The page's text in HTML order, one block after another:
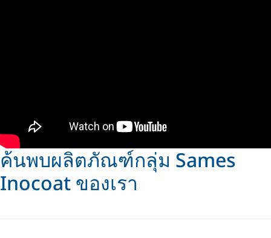
ค้นพบผลิตภัณฑ์กลุ่ม Sames
Inocoat ของเรา